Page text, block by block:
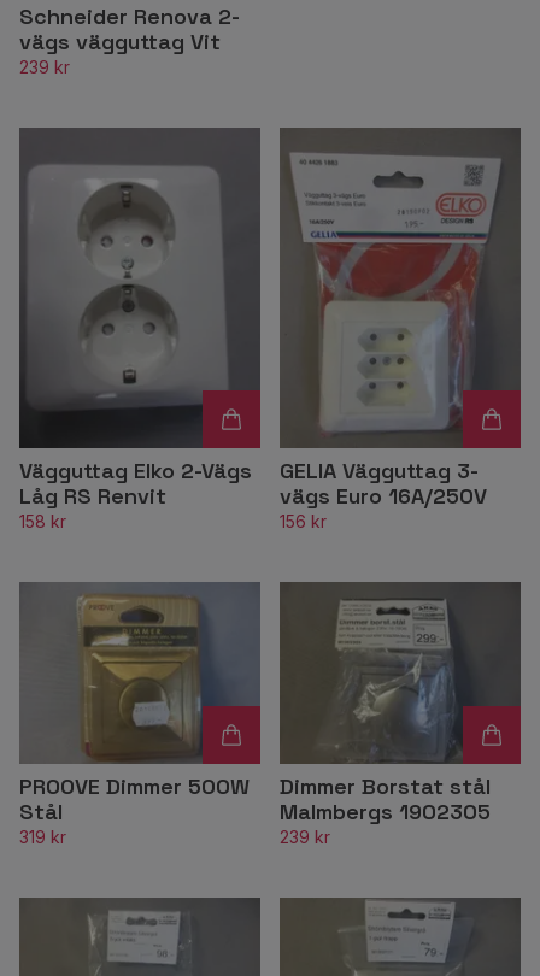
Schneider Renova 2-
vägs vägguttag Vit
239 kr
Vägguttag Elko 2-Vägs
Låg RS Renvit
158 kr
GELIA Vägguttag 3-
vägs Euro 16A/250V
156 kr
PROOVE Dimmer 500W
Stål
319 kr
Dimmer Borstat stål
Malmbergs 1902305
239 kr